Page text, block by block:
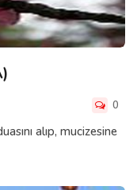
0
alıp, mucizesine